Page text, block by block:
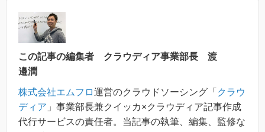
この記事の編集者 クラウディア事業部長 渡
邉潤
株式会社エムフロ運営のクラウドソーシング「 クラウ
ディア 」事業部長兼クイッカ×クラウディア記事作成
代行サービスの責任者。当記事の執筆、編集、監修な